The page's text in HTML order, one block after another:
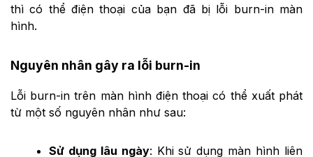
thì có thể điện thoại của bạn đã bị lỗi burn-in màn
hình.
Nguyên nhân gây ra lỗi burn-in
Lỗi burn-in trên màn hình điện thoại có thể xuất phát
từ một số nguyên nhân như sau:
Sử dụng lâu ngày: Khi sử dụng màn hình liên